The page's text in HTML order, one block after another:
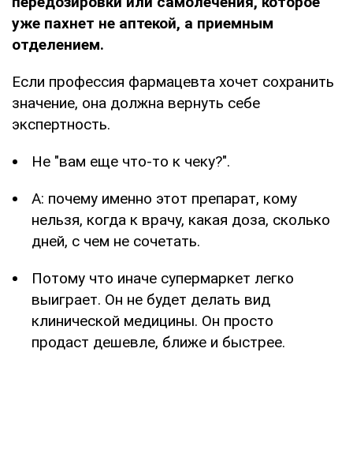
уже пахнет не аптекой, а приемным
отделением.
Если профессия фармацевта хочет сохранить
значение, она должна вернуть себе
экспертность.
Не "вам еще что-то к чеку?".
А: почему именно этот препарат, кому
нельзя, когда к врачу, какая доза, сколько
дней, с чем не сочетать.
Потому что иначе супермаркет легко
выиграет. Он не будет делать вид
клинической медицины. Он просто
продаст дешевле, ближе и быстрее.